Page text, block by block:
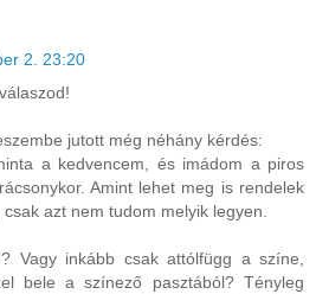
2. 23:20
jutott még néhány kérdés:
a kedvencem, és imádom a piros
Amint lehet meg is rendelek
azt nem tudom melyik legyen.
Vagy inkább csak attólfügg a színe,
bele a színező pasztából? Tényleg